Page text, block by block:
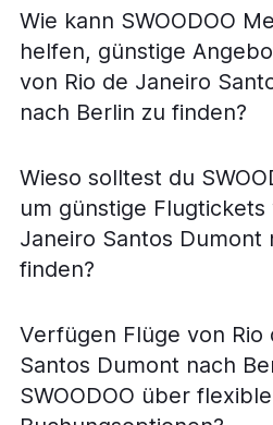
Flüge von Rio de Janeiro
Flüge von Rio de Janeiro AC
Flüge von Rio de Janeiro
Flüge von Rio de Janeiro AC
Flüge von Rio de Janeiro AC
Flüge von Rio de Janeiro AC
Wie kann SWOODOO
helfen, günstige
von Rio de Janeiro
nach Berlin zu finden?
Wieso solltest du
um günstige Flugtickets
Janeiro Santos Dumont
finden?
Verfügen Flüge von Rio
Santos Dumont nach
SWOODOO über flexible